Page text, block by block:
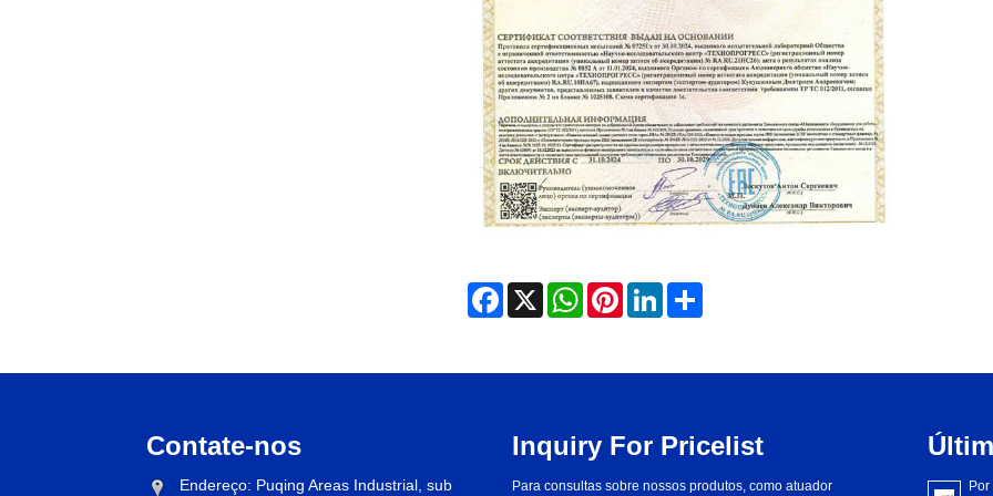
Facebook
X WhatsAppPinterestLinkedInShare
Contate-nos
Endereço: Puqing Areas Industrial, sub
Inquiry For Pricelist
Para consultas sobre nossos produtos, como atuador
O que é o atuador do tipo embreagem?2024/08/24